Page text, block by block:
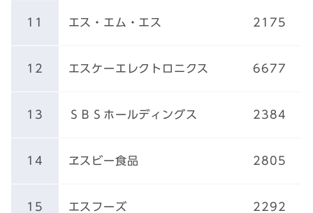
11 エス・エム・エス 2175
12 エスケーエレクトロニクス 6677
13 ＳＢＳホールディングス 2384
14 ヱスビー食品 2805
15 エスフーズ 2292